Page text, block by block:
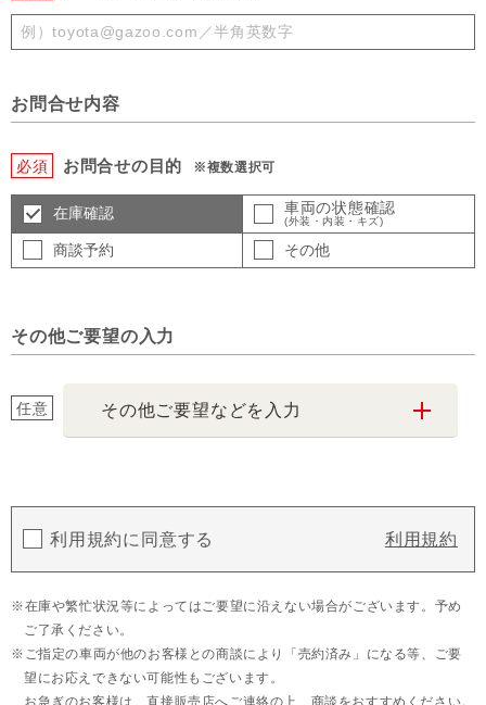
お問合せ内容
必須 お問合せの目的 ※複数選択可
在庫確認 車両の状態確認
(外装・内装・キズ)
商談予約 その他
その他ご要望の入力
任意 その他ご要望などを入力
利用規約に同意する 利用規約
在庫や繁忙状況等によってはご要望に沿えない場合がございます。予め
ご了承ください。
ご指定の車両が他のお客様との商談により「売約済み」になる等、ご要
望にお応えできない可能性もございます。
お急ぎのお客様は、直接販売店へご連絡の上、商談をおすすめください。